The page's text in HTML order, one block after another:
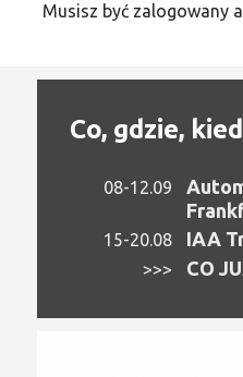
Musisz być zalogowany
Co, gdzie,
08-12.09
15-20.08 IAA
>>> CO